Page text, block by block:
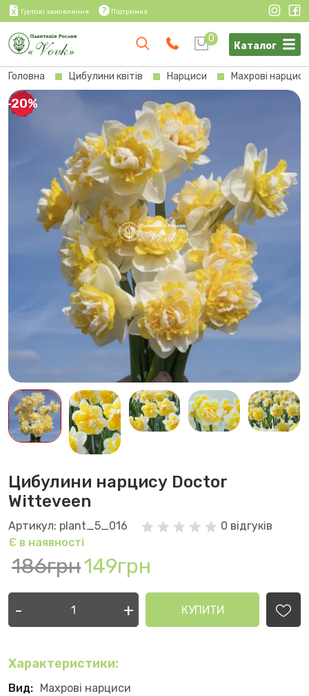
Гуртові замовлення Підтримка
0
Каталог
Головна Цибулини квітів Нарциси Махрові нарциси
-20%
Цибулини нарцису Doctor
Witteveen
Артикул: plant_5_016
0 відгуків
Є в наявності
186грн149грн
- + КУПИТИ
Характеристики:
Вид:
Махрові нарциси